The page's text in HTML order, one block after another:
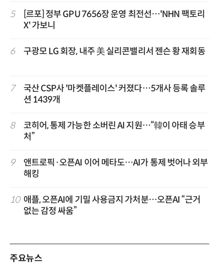
5
[르포] 정부 GPU 7656장 운영 최전선…'NHN 팩토리
X' 가보니
6 구광모 LG 회장, 내주 美 실리콘밸리서 젠슨 황 재회동
7
국산 CSP사 '마켓플레이스' 커졌다…5개사 등록 솔루
션 1439개
8
코히어, 통제 가능한 소버린 AI 지원…“韓이 아태 승부
처”
9
앤트로픽·오픈AI 이어 메타도…AI가 통제 벗어나 외부
해킹
10 애플, 오픈AI에 기밀 사용금지 가처분…오픈AI “근거
없는 감정 싸움”
주요뉴스